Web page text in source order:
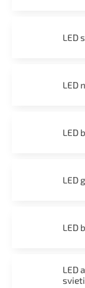
LED
LED
LED
LED
LED
LED